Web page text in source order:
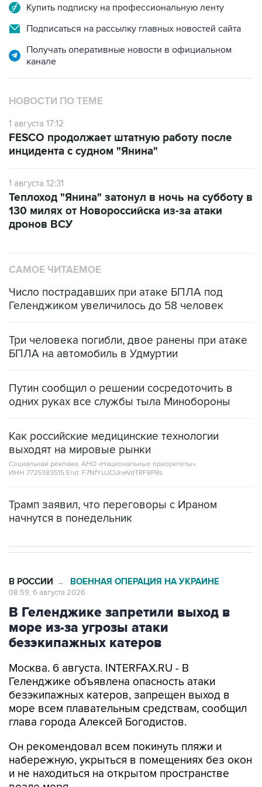
Купить подписку на профессиональную ленту
Подписаться на рассылку главных новостей сайта
Получать оперативные новости в официальном
канале
НОВОСТИ ПО ТЕМЕ
1 августа 17:12
FESCO продолжает штатную работу после
инцидента с судном "Янина"
1 августа 12:31
Теплоход "Янина" затонул в ночь на субботу в
130 милях от Новороссийска из-за атаки
дронов ВСУ
САМОЕ ЧИТАЕМОЕ
Число пострадавших при атаке БПЛА под
Геленджиком увеличилось до 58 человек
Три человека погибли, двое ранены при атаке
БПЛА на автомобиль в Удмуртии
Путин сообщил о решении сосредоточить в
одних руках все службы тыла Минобороны
Как российские медицинские технологии
выходят на мировые рынки
Социальная реклама, АНО «Национальные приоритеты».
ИНН 7725383515 Erid: F7NfYUJCUneVdTRF8PRs
Трамп заявил, что переговоры с Ираном
начнутся в понедельник
В РОССИИ → ВОЕННАЯ ОПЕРАЦИЯ НА УКРАИНЕ
08:59, 6 августа 2026
В Геленджике запретили выход в
море из-за угрозы атаки
безэкипажных катеров
Москва. 6 августа. INTERFAX.RU - В
Геленджике объявлена опасность атаки
безэкипажных катеров, запрещен выход в
море всем плавательным средствам, сообщил
глава города Алексей Богодистов.
Он рекомендовал всем покинуть пляжи и
набережную, укрыться в помещениях без окон
и не находиться на открытом пространстве